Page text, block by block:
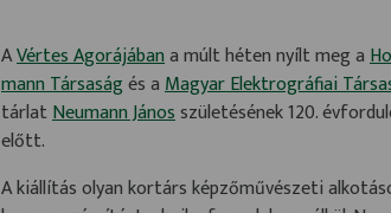
AVértes Agorájábana múlt héten nyílt meg a
mann Társaságés aMagyar Elektrográfiai
tárlatNeumann Jánosszületésének 120.
előtt.
A kiállítás olyan kortárs képzőművészeti